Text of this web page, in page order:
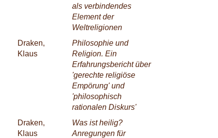
als verbindendes
Element der
Weltreligionen
Draken,
Klaus
Philosophie und
Religion. Ein
Erfahrungsbericht über
'gerechte religiöse
Empörung' und
'philosophisch
rationalen Diskurs'
Draken,
Klaus
Was ist heilig?
Anregungen für